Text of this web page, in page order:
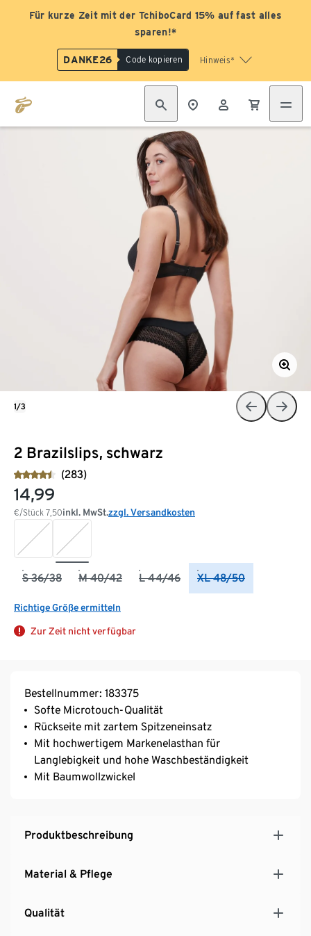
Für kurze Zeit mit der TchiboCard 15% auf fast alles
sparen!*
DANKE26 Code kopieren Hinweis*
2 Brazilslips, schwarz
(283)
14,99
€/Stück 7,50inkl. MwSt.zzgl. Versandkosten
S 36/38 M 40/42 L 44/46 XL 48/50
Richtige Größe ermitteln
Zur Zeit nicht verfügbar
1/3
Bestellnummer: 183375
Softe Microtouch-Qualität
Rückseite mit zartem Spitzeneinsatz
Mit hochwertigem Markenelasthan für
Langlebigkeit und hohe Waschbeständigkeit
Mit Baumwollzwickel
Produktbeschreibung
Material & Pflege
Qualität